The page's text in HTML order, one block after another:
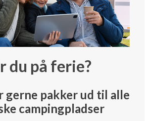
du på ferie?
gerne pakker ud til alle
campingpladser